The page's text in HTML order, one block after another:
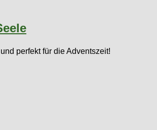
perfekt für die Adventszeit!